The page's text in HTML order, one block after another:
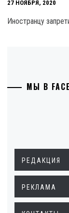
27 НОЯБРЯ, 2020
Иностранцу
МЫ В
РЕДАКЦИЯ
РЕКЛАМА